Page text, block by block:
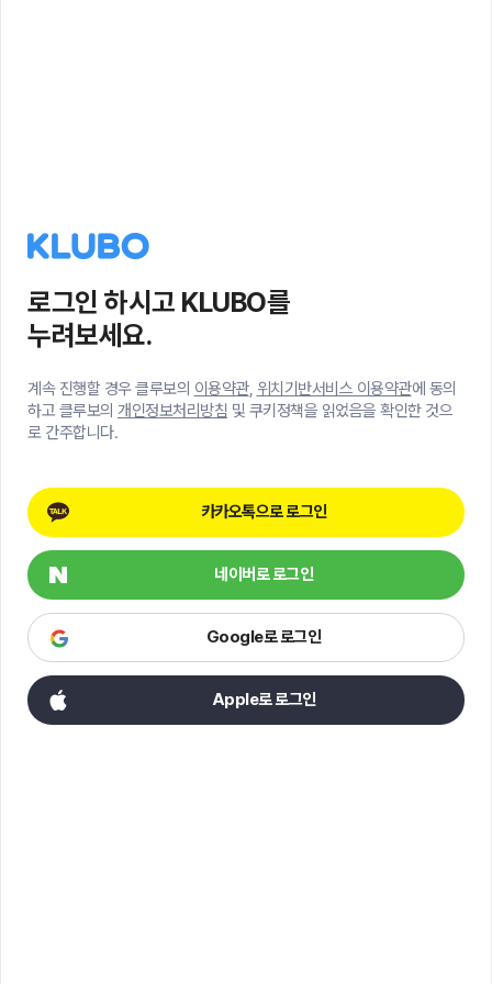
로그인 하시고 KLUBO를
누려보세요.
계속 진행할 경우 클루보의 이용약관, 위치기반서비스 이용약관에 동의
하고 클루보의 개인정보처리방침 및 쿠키정책을 읽었음을 확인한 것으
로 간주합니다.
카카오톡으로 로그인
네이버로 로그인
Google로 로그인
Apple로 로그인